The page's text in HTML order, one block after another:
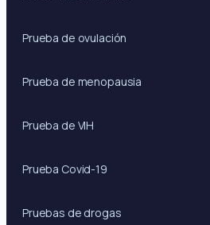
Prueba de ovulación
Prueba de menopausia
Prueba de VIH
Prueba Covid-19
Pruebas de drogas